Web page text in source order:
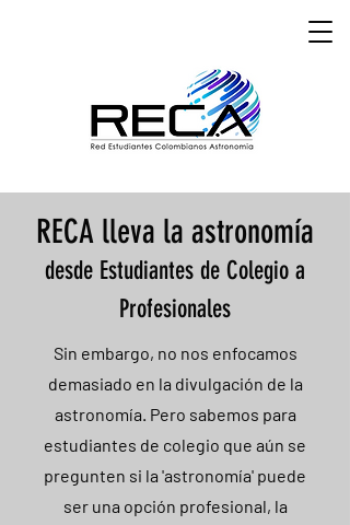
RECA lleva la astronomía
desde Estudiantes de Colegio a
Profesionales
Sin embargo, no nos enfocamos
demasiado en la divulgación de la
astronomía. Pero sabemos para
estudiantes de colegio que aún se
pregunten si la 'astronomía' puede
ser una opción profesional, la